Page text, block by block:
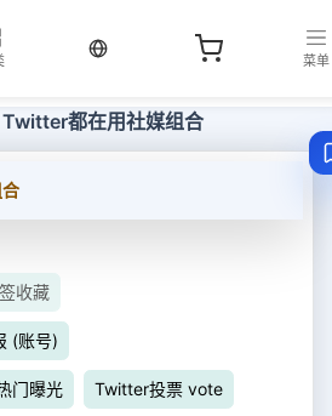
当前语言：中文
菜单
Twitter都在用社媒组合
收藏
(账号)
门曝光 Twitter投票 vote